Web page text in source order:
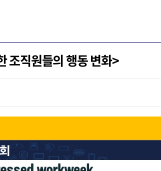
조직원들의 행동 변화>